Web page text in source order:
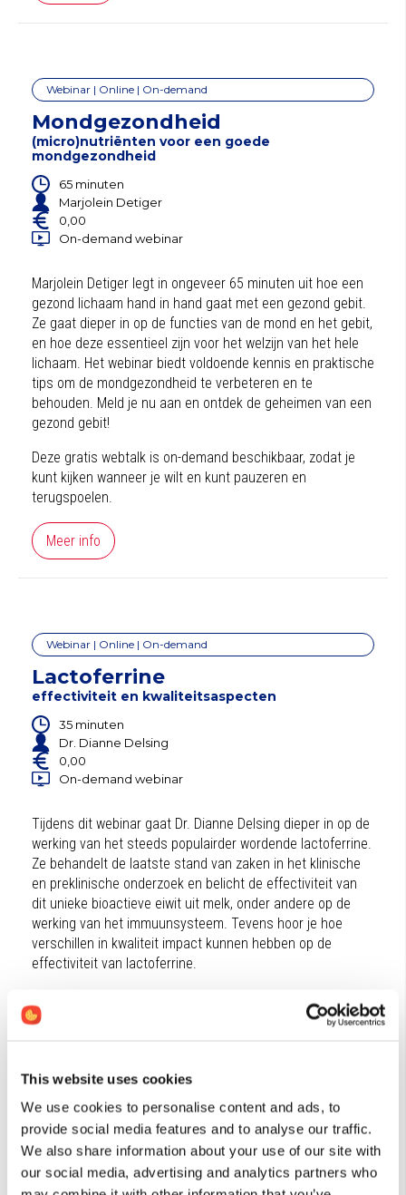
This website uses cookies
We use cookies to personalise content and ads, to
provide social media features and to analyse our traffic.
We also share information about your use of our site with
our social media, advertising and analytics partners who
Webinar | Online | On-demand
Mondgezondheid
(micro)nutriënten voor een goede
mondgezondheid​​​​​​​
65 minuten
Marjolein Detiger
0,00
On-demand webinar
Marjolein Detiger legt in ongeveer 65 minuten uit hoe een
gezond lichaam hand in hand gaat met een gezond gebit.
Ze gaat dieper in op de functies van de mond en het gebit,
en hoe deze essentieel zijn voor het welzijn van het hele
lichaam. Het webinar biedt voldoende kennis en praktische
tips om de mondgezondheid te verbeteren en te
behouden. Meld je nu aan en ontdek de geheimen van een
gezond gebit!
Deze gratis webtalk is on-demand beschikbaar, zodat je
kunt kijken wanneer je wilt en kunt pauzeren en
terugspoelen.
Meer info
Webinar | Online | On-demand
Lactoferrine
effectiviteit en kwaliteitsaspecten
35 minuten
Dr. Dianne Delsing
0,00
On-demand webinar
Tijdens dit webinar gaat Dr. Dianne Delsing dieper in op de
werking van het steeds populairder wordende lactoferrine.
Ze behandelt de laatste stand van zaken in het klinische
en preklinische onderzoek en belicht de effectiviteit van
dit unieke bioactieve eiwit uit melk, onder andere op de
werking van het immuunsysteem. Tevens hoor je hoe
verschillen in kwaliteit impact kunnen hebben op de
effectiviteit van lactoferrine.
kijken wanneer je wilt en kunt pauzeren en
2023 in Laren.
Meer info